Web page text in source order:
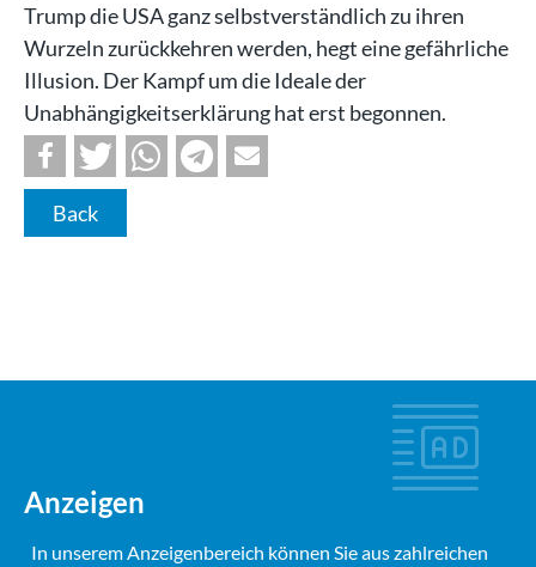
Trump die USA ganz selbstverständlich zu ihren
Wurzeln zurückkehren werden, hegt eine gefährliche
Illusion. Der Kampf um die Ideale der
Unabhängigkeitserklärung hat erst begonnen.
Back
Anzeigen
In unserem Anzeigenbereich können Sie aus zahlreichen